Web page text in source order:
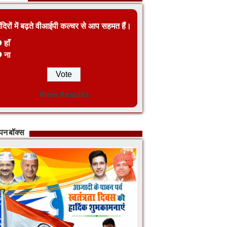
में बढ़ते वीआईपी कल्चर से आप सहमत हैं।
हाँ
ना
View Results
बॉक्स